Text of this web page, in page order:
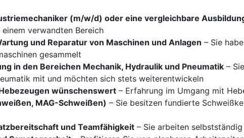
(m/w/d) oder eine vergleichbare
verwandten Bereich
und Reparatur von Maschinen und Anlagen – Sie
gesammelt
in den Bereichen Mechanik, Hydraulik und Pneumatik –
mit und möchten sich stets weiterentwickeln
wünschenswert – Erfahrung im Umgang mit
MAG-Schweißen) – Sie besitzen fundierte
und Teamfähigkeit – Sie arbeiten